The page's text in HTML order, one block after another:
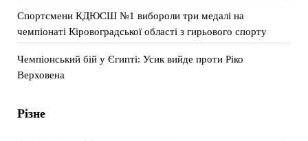
Спортсмени КДЮСШ №1 вибороли три медалі на
чемпіонаті Кіровоградської області з гирьового спорту
Чемпіонський бій у Єгипті: Усик вийде проти Ріко
Верховена
Різне